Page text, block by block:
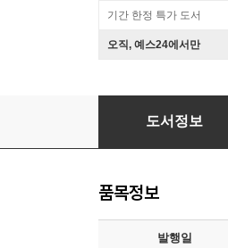
기간 한정 특가 도서
오직, 예스24에서만
디지털 인문학의 이해
도서정보
품목정보
발행일